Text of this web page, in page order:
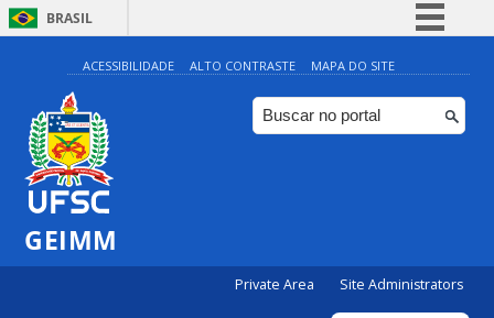
BRASIL
Simplifique!
Comunica BR
Participe
ACESSIBILIDADE ALTO CONTRASTE MAPA DO SITE
GEIMM
Private Area Site Administrators